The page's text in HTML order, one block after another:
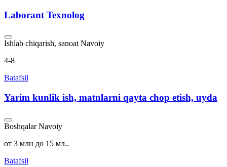
Laborant Texnolog
Ishlab chiqarish, sanoat Navoiy
4-8
Batafsil
Yarim kunlik ish, matnlarni qayta chop etish, uyda
Boshqalar Navoiy
от 3 млн до 15 мл..
Batafsil